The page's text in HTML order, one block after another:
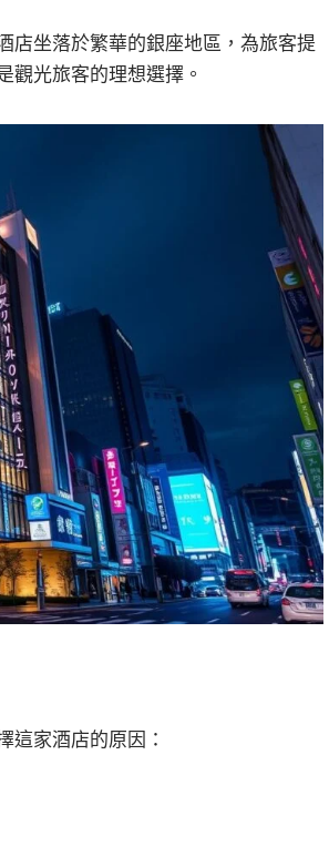
店坐落於繁華的銀座地區，為旅客提
觀光旅客的理想選擇。
這家酒店的原因：